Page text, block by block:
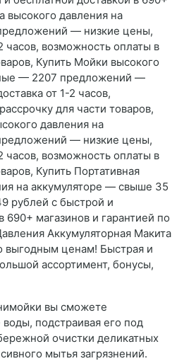
высокого давления на
— низкие цены,
часов, возможность оплаты в
Купить Мойки высокого
— 2207 предложений —
от 1-2 часов,
для части товаров,
давления на
— низкие цены,
часов, возможность оплаты в
Купить Портативная
на аккумуляторе — свыше 35
рублей с быстрой и
690+ магазинов и гарантией по
Аккумуляторная Макита
выгодным ценам! Быстрая и
ассортимент, бонусы,
вы сможете
воды, подстраивая его под
очистки деликатных
мытья загрязнений.